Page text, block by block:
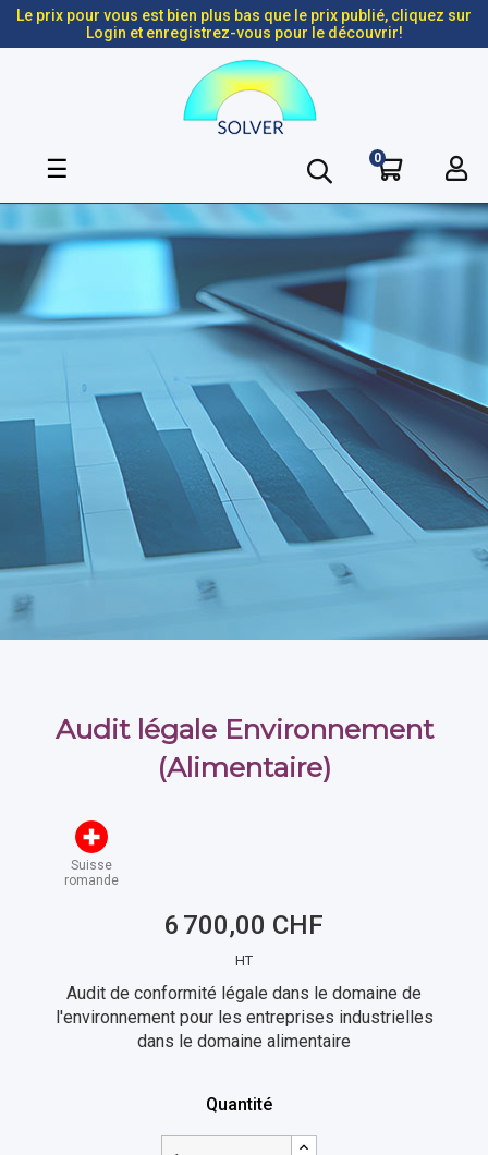
Le prix pour vous est bien plus bas que le prix publié, cliquez sur
Login et enregistrez-vous pour le découvrir!
Basculer
navigation
☰ 0
Audit légale Environnement
(Alimentaire)
Suisse
romande
6 700,00 CHF
HT
Audit de conformité légale dans le domaine de
l'environnement pour les entreprises industrielles
dans le domaine alimentaire
Quantité